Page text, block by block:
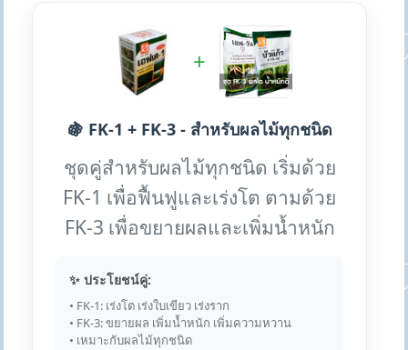
+
🍇 FK-1 + FK-3 - สำหรับผลไม้ทุกชนิด
ชุดคู่สำหรับผลไม้ทุกชนิด เริ่มด้วย
FK-1 เพื่อฟื้นฟูและเร่งโต ตามด้วย
FK-3 เพื่อขยายผลและเพิ่มน้ำหนัก
✨ ประโยชน์คู่:
• FK-1: เร่งโต เร่งใบเขียว เร่งราก
• FK-3: ขยายผล เพิ่มน้ำหนัก เพิ่มความหวาน
• เหมาะกับผลไม้ทุกชนิด